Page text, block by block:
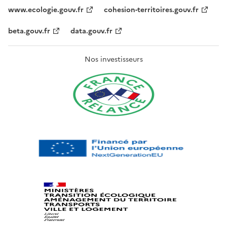
www.ecologie.gouv.fr
cohesion-territoires.gouv.fr
beta.gouv.fr
data.gouv.fr
Nos investisseurs